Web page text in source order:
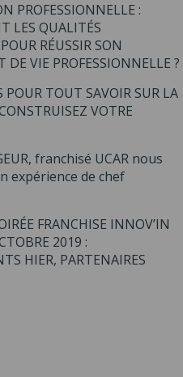
PROFESSIONNELLE :
LES QUALITÉS
RÉUSSIR SON
DE VIE PROFESSIONNELLE ?
POUR TOUT SAVOIR SUR LA
VOTRE
franchisé UCAR nous
expérience de chef
FRANCHISE INNOV’IN
2019 :
HIER, PARTENAIRES